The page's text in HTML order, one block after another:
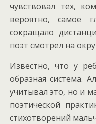
чувствовал тех,
вероятно, самое
сокращало
поэт смотрел на
Известно, что у
образная система.
учитывал это, но и
поэтической
стихотворений